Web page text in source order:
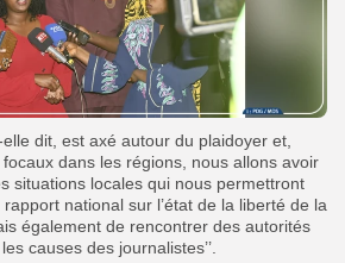
dit, est axé autour du plaidoyer et,
focaux dans les régions, nous allons avoir
situations locales qui nous permettront
national sur l’état de la liberté de la
également de rencontrer des autorités
causes des journalistes’’.